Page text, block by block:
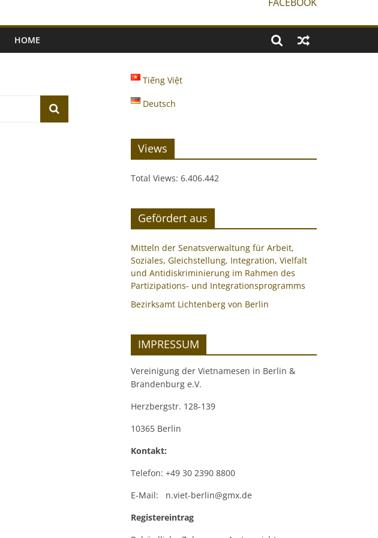
HOME
Tiếng Việt
Deutsch
Views
Total Views: 6.406.442
Gefördert aus
Mitteln der Senatsverwaltung für Arbeit,
Soziales, Gleichstellung, Integration, Vielfalt
und Antidiskriminierung im Rahmen des
Partizipations- und Integrationsprogramms
Bezirksamt Lichtenberg von Berlin
IMPRESSUM
Vereinigung der Vietnamesen in Berlin &
Brandenburg e.V.
Herzbergstr. 128-139
10365 Berlin
Kontakt:
Telefon: +49 30 2390 8800
E-Mail: n.viet-berlin@gmx.de
Registereintrag